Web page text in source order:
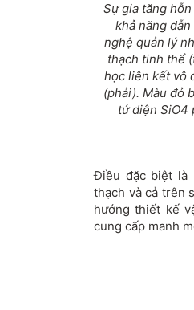
Sự gia tăng
khả năng
nghệ quản lý
thạch tinh thể
học liên kết vô
(phải). Màu đỏ
tứ diện SiO4
Điều đặc biệt là
thạch và cả trên
hướng thiết kế
cung cấp manh